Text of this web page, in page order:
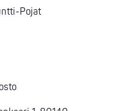
Pojat